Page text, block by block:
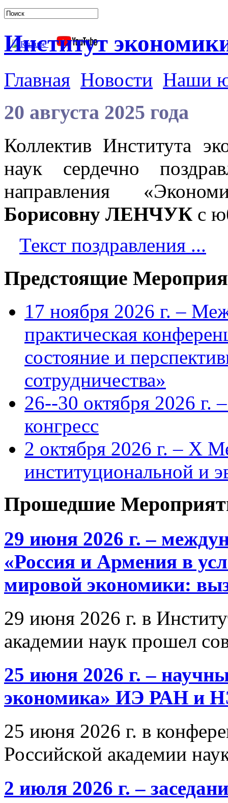
Институт
Главная Новости Наши
20 августа 2025 года
Коллектив Института
наук сердечно
направления
Борисовну ЛЕНЧУК с
Текст поздравления ...
Предстоящие
17 ноября 2026 г. –
практическая
состояние и
сотрудничества»
26--30 октября 2026 г.
конгресс
2 октября 2026 г. – X
институциональной и
Прошедшие
29 июня 2026 г. –
«Россия и Армения в
мировой экономики:
29 июня 2026 г. в
академии наук прошел
25 июня 2026 г. –
экономика» ИЭ РАН и
25 июня 2026 г. в
Российской академии
2 июля 2026 г. –